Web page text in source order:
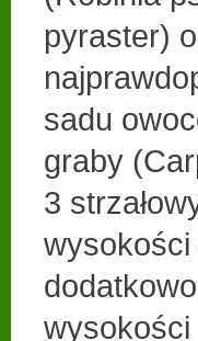
pyraster)
sadu
graby
3
wysokości
wysokości